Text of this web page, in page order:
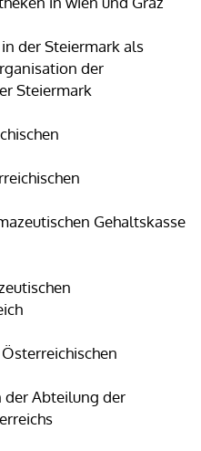
der Steiermark als
der
Steiermark
Gehaltskasse
Abteilung der